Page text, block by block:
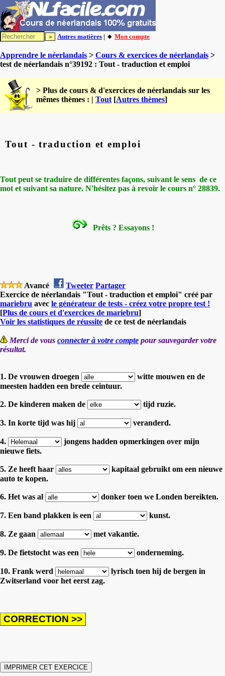
Autres matières | 🔸 Mon compte
Apprendre le néerlandais > Cours & exercices de néerlandais >
test de néerlandais n°39192 : Tout - traduction et emploi
> Plus de cours & d'exercices de néerlandais sur les
mêmes thèmes : | Tout [Autres thèmes]
Tout - traduction et emploi
Tout peut se traduire de différentes façons, suivant le sens de ce
mot et suivant sa nature. N'hésitez pas à revoir le cours n° 28839.
Prêts ? Essayons !
Avancé Tweeter Partager
Exercice de néerlandais "Tout - traduction et emploi" créé par
mariebru avec le générateur de tests - créez votre propre test !
[Plus de cours et d'exercices de mariebru]
Voir les statistiques de réussite de ce test de néerlandais
Merci de vous connecter à votre compte pour sauvegarder votre
résultat.
1. De vrouwen droegen
witte mouwen en de
meesten hadden een brede ceintuur.
2. De kinderen maken de tijd ruzie.
3. In korte tijd was hij veranderd.
4.
jongens hadden opmerkingen over mijn
nieuwe fiets.
5. Ze heeft haar
kapitaal gebruikt om een nieuwe
auto te kopen.
6. Het was al donker toen we Londen bereikten.
7. Een band plakken is een kunst.
8. Ze gaan met vakantie.
9. De fietstocht was een onderneming.
10. Frank werd
lyrisch toen hij de bergen in
Zwitserland voor het eerst zag.